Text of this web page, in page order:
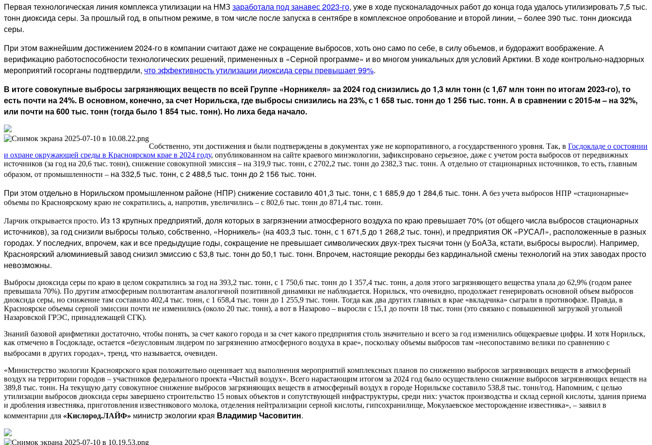
Первая технологическая линия комплекса утилизации на НМЗ заработала под занавес 2023-го, уже в ходе пусконаладочных работ до конца года удалось утилизировать 7,5 тыс.
тонн диоксида серы. За прошлый год, в опытном режиме, в том числе после запуска в сентябре в комплексное опробование и второй линии, – более 390 тыс. тонн диоксида
серы.
При этом важнейшим достижением 2024-го в компании считают даже не сокращение выбросов, хоть оно само по себе, в силу объемов, и будоражит воображение. А
верификацию работоспособности технологических решений, примененных в «Серной программе» и во многом уникальных для условий Арктики. В ходе контрольно-надзорных
мероприятий госорганы подтвердили, что эффективность утилизации диоксида серы превышает 99%.
В итоге совокупные выбросы загрязняющих веществ по всей Группе «Норникеля» за 2024 год снизились до 1,3 млн тонн (с 1,67 млн тонн по итогам 2023-го), то
есть почти на 24%. В основном, конечно, за счет Норильска, где выбросы снизились на 23%, с 1 658 тыс. тонн до 1 256 тыс. тонн. А в сравнении с 2015-м – на 32%,
или почти на 600 тыс. тонн (тогда было 1 854 тыс. тонн). Но лиха беда начало.
Собственно, эти достижения и были подтверждены в документах уже не корпоративного, а государственного уровня. Так, в Госдокладе о состоянии
и охране окружающей среды в Красноярском крае в 2024 году, опубликованном на сайте краевого минэкологии, зафиксировано серьезное, даже с учетом роста выбросов от передвижных
источников (за год на 20,6 тыс. тонн), снижение совокупной эмиссия – на 319,9 тыс. тонн, с 2702,2 тыс. тонн до 2382,3 тыс. тонн. А отдельно от стационарных источников, то есть, главным
образом, от промышленности – на 332,5 тыс. тонн, с 2 488,5 тыс. тонн до 2 156 тыс. тонн.
При этом отдельно в Норильском промышленном районе (НПР) снижение составило 401,3 тыс. тонн, с 1 685,9 до 1 284,6 тыс. тонн. А без учета выбросов НПР «стационарные»
объемы по Красноярскому краю не сократились, а, напротив, увеличились – с 802,6 тыс. тонн до 871,4 тыс. тонн.
Ларчик открывается просто. Из 13 крупных предприятий, доля которых в загрязнении атмосферного воздуха по краю превышает 70% (от общего числа выбросов стационарных
источников), за год снизили выбросы только, собственно, «Норникель» (на 403,3 тыс. тонн, с 1 671,5 до 1 268,2 тыс. тонн), и предприятия ОК «РУСАЛ», расположенные в разных
городах. У последних, впрочем, как и все предыдущие годы, сокращение не превышает символических двух-трех тысячи тонн (у БоАЗа, кстати, выбросы выросли). Например,
Красноярский алюминиевый завод снизил эмиссию с 53,8 тыс. тонн до 50,1 тыс. тонн. Впрочем, настоящие рекорды без кардинальной смены технологий на этих заводах просто
невозможны.
Выбросы диоксида серы по краю в целом сократились за год на 393,2 тыс. тонн, с 1 750,6 тыс. тонн до 1 357,4 тыс. тонн, а доля этого загрязняющего вещества упала до 62,9% (годом ранее
превышала 70%). По другим атмосферным поллютантам аналогичной позитивной динамики не наблюдается. Норильск, что очевидно, продолжает генерировать основной объем выбросов
диоксида серы, но снижение там составило 402,4 тыс. тонн, с 1 658,4 тыс. тонн до 1 255,9 тыс. тонн. Тогда как два других главных в крае «вкладчика» сыграли в противофазе. Правда, в
Красноярске объемы серной эмиссии почти не изменились (около 20 тыс. тонн), а вот в Назарово – выросли с 15,1 до почти 18 тыс. тонн (это связано с повышенной загрузкой угольной
Назаровской ГРЭС, принадлежащей СГК).
Знаний базовой арифметики достаточно, чтобы понять, за счет какого города и за счет какого предприятия столь значительно и всего за год изменились общекраевые цифры. И хотя Норильск,
как отмечено в Госдокладе, остается «безусловным лидером по загрязнению атмосферного воздуха в крае», поскольку объемы выбросов там «несопоставимо велики по сравнению с
выбросами в других городах», тренд, что называется, очевиден.
«Министерство экологии Красноярского края положительно оценивает ход выполнения мероприятий комплексных планов по снижению выбросов загрязняющих веществ в атмосферный
воздух на территории городов – участников федерального проекта «Чистый воздух». Всего нарастающим итогом за 2024 год было осуществлено снижение выбросов загрязняющих веществ на
389,8 тыс. тонн. На текущую дату совокупное снижение выбросов загрязняющих веществ в атмосферный воздух в городе Норильске составило 538,8 тыс. тонн/год. Напомним, с целью
утилизации выбросов диоксида серы завершено строительство 15 новых объектов и сопутствующей инфраструктуры, среди них: участок производства и склад серной кислоты, здания приема
и дробления известняка, приготовления известнякового молока, отделения нейтрализации серной кислоты, гипсохранилище, Мокулаевское месторождение известняка», – заявил в
комментарии для «Кислород.ЛАЙФ» министр экологии края Владимир Часовитин.